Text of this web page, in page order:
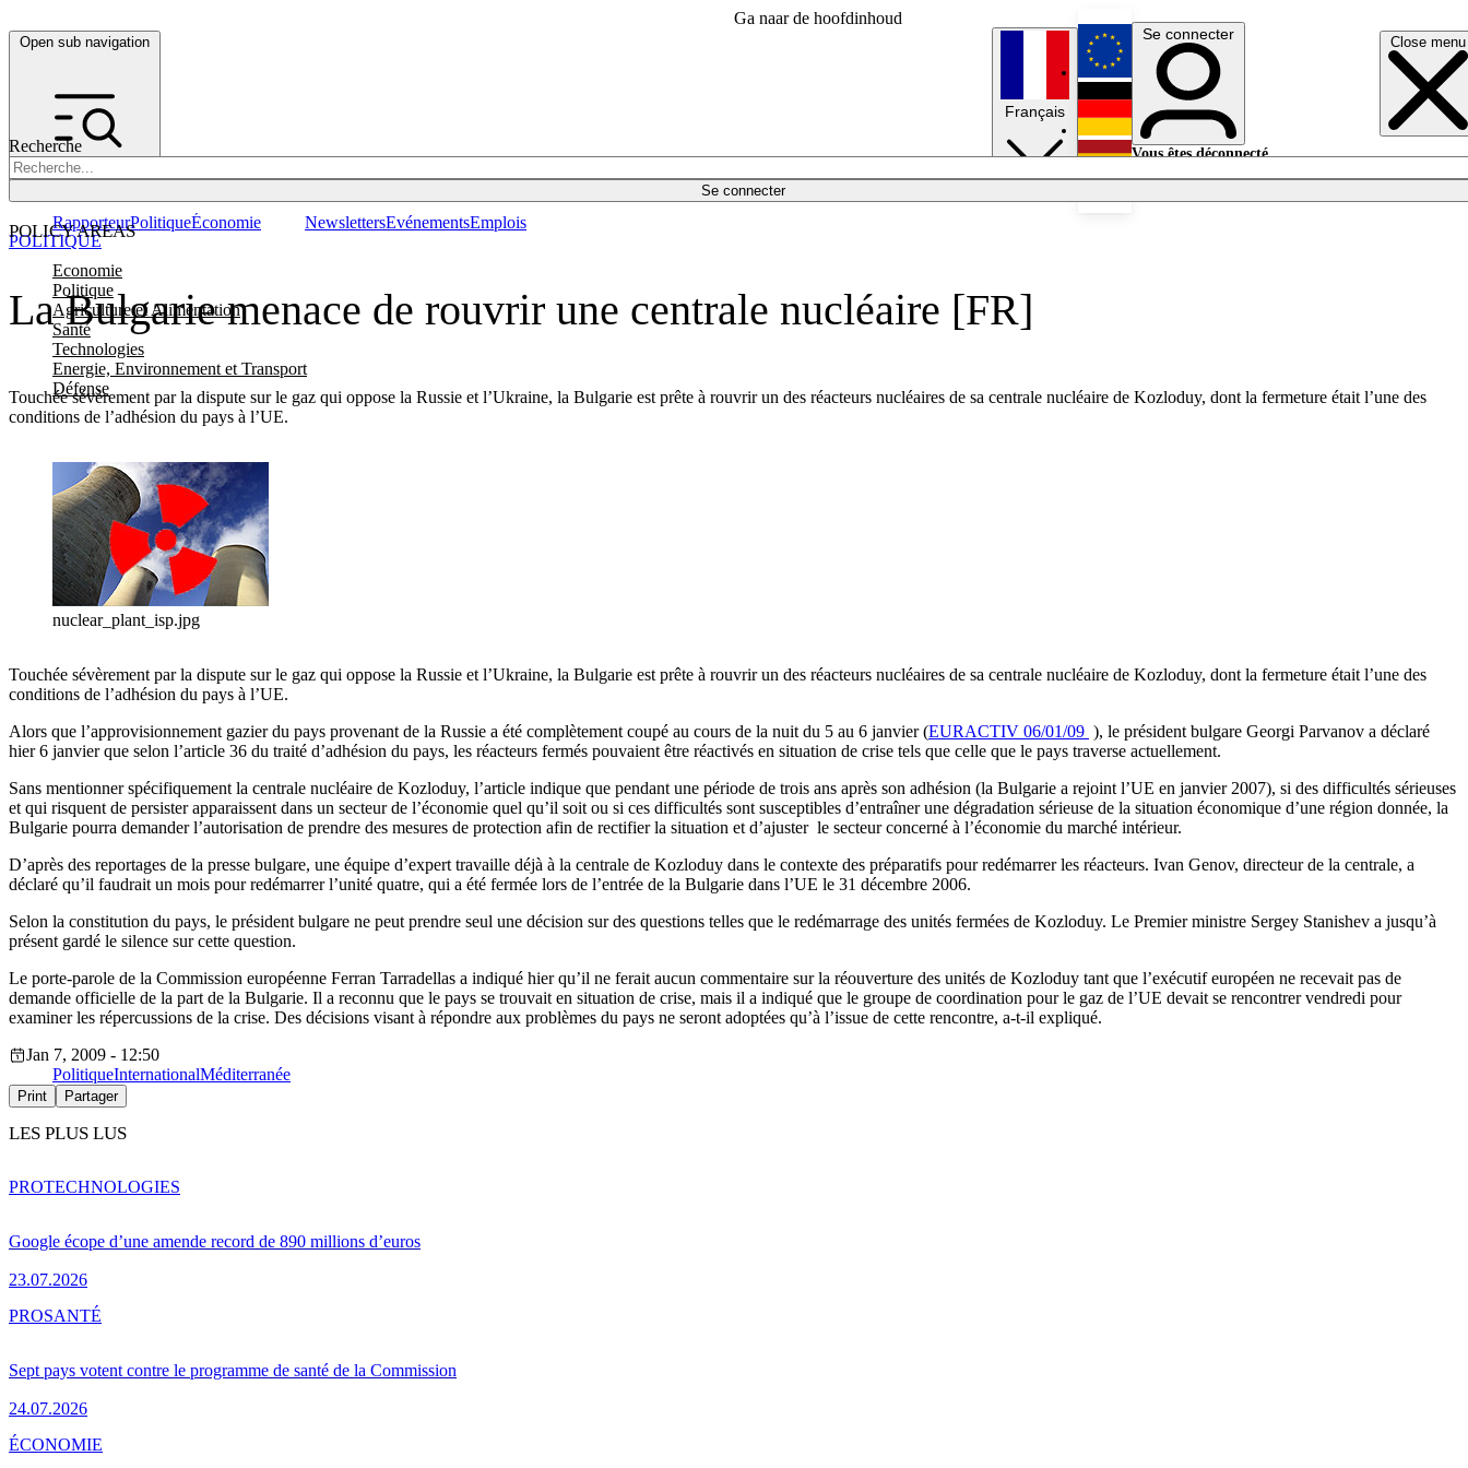
Ga naar de hoofdinhoud
Open sub navigation Close menu
Recherche
Se connecter
POLICY AREAS
Economie
Politique
Agriculture et Alimentation
Santé
Technologies
Energie, Environnement et Transport
Défense
RapporteurPolitiqueÉconomie NewslettersEvénementsEmplois
Français
English
Deutsch
Se connecter
Vous êtes déconnecté.
La Bulgarie menace de rouvrir une centrale nucléaire [FR]
Touchée sévèrement par la dispute sur le gaz qui oppose la Russie et l’Ukraine, la Bulgarie est prête à rouvrir un des réacteurs nucléaires de sa centrale nucléaire de Kozloduy, dont la fermeture était l’une des
conditions de l’adhésion du pays à l’UE.
POLITIQUE
nuclear_plant_isp.jpg
Touchée sévèrement par la dispute sur le gaz qui oppose la Russie et l’Ukraine, la Bulgarie est prête à rouvrir un des réacteurs nucléaires de sa centrale nucléaire de Kozloduy, dont la fermeture était l’une des
conditions de l’adhésion du pays à l’UE.
Alors que l’approvisionnement gazier du pays provenant de la Russie a été complètement coupé au cours de la nuit du 5 au 6 janvier (EURACTIV 06/01/09 ), le président bulgare Georgi Parvanov a déclaré
hier 6 janvier que selon l’article 36 du traité d’adhésion du pays, les réacteurs fermés pouvaient être réactivés en situation de crise tels que celle que le pays traverse actuellement.
Sans mentionner spécifiquement la centrale nucléaire de Kozloduy, l’article indique que pendant une période de trois ans après son adhésion (la Bulgarie a rejoint l’UE en janvier 2007), si des difficultés sérieuses
et qui risquent de persister apparaissent dans un secteur de l’économie quel qu’il soit ou si ces difficultés sont susceptibles d’entraîner une dégradation sérieuse de la situation économique d’une région donnée, la
Bulgarie pourra demander l’autorisation de prendre des mesures de protection afin de rectifier la situation et d’ajuster le secteur concerné à l’économie du marché intérieur.
D’après des reportages de la presse bulgare, une équipe d’expert travaille déjà à la centrale de Kozloduy dans le contexte des préparatifs pour redémarrer les réacteurs. Ivan Genov, directeur de la centrale, a
déclaré qu’il faudrait un mois pour redémarrer l’unité quatre, qui a été fermée lors de l’entrée de la Bulgarie dans l’UE le 31 décembre 2006.
Selon la constitution du pays, le président bulgare ne peut prendre seul une décision sur des questions telles que le redémarrage des unités fermées de Kozloduy. Le Premier ministre Sergey Stanishev a jusqu’à
présent gardé le silence sur cette question.
Le porte-parole de la Commission européenne Ferran Tarradellas a indiqué hier qu’il ne ferait aucun commentaire sur la réouverture des unités de Kozloduy tant que l’exécutif européen ne recevait pas de
demande officielle de la part de la Bulgarie. Il a reconnu que le pays se trouvait en situation de crise, mais il a indiqué que le groupe de coordination pour le gaz de l’UE devait se rencontrer vendredi pour
examiner les répercussions de la crise. Des décisions visant à répondre aux problèmes du pays ne seront adoptées qu’à l’issue de cette rencontre, a-t-il expliqué.
Jan 7, 2009 - 12:50
PolitiqueInternationalMéditerranée
Print Partager
LES PLUS LUS
Google écope d’une amende record de 890 millions d’euros
23.07.2026
PROTECHNOLOGIES
Sept pays votent contre le programme de santé de la Commission
24.07.2026
PROSANTÉ
ÉCONOMIE